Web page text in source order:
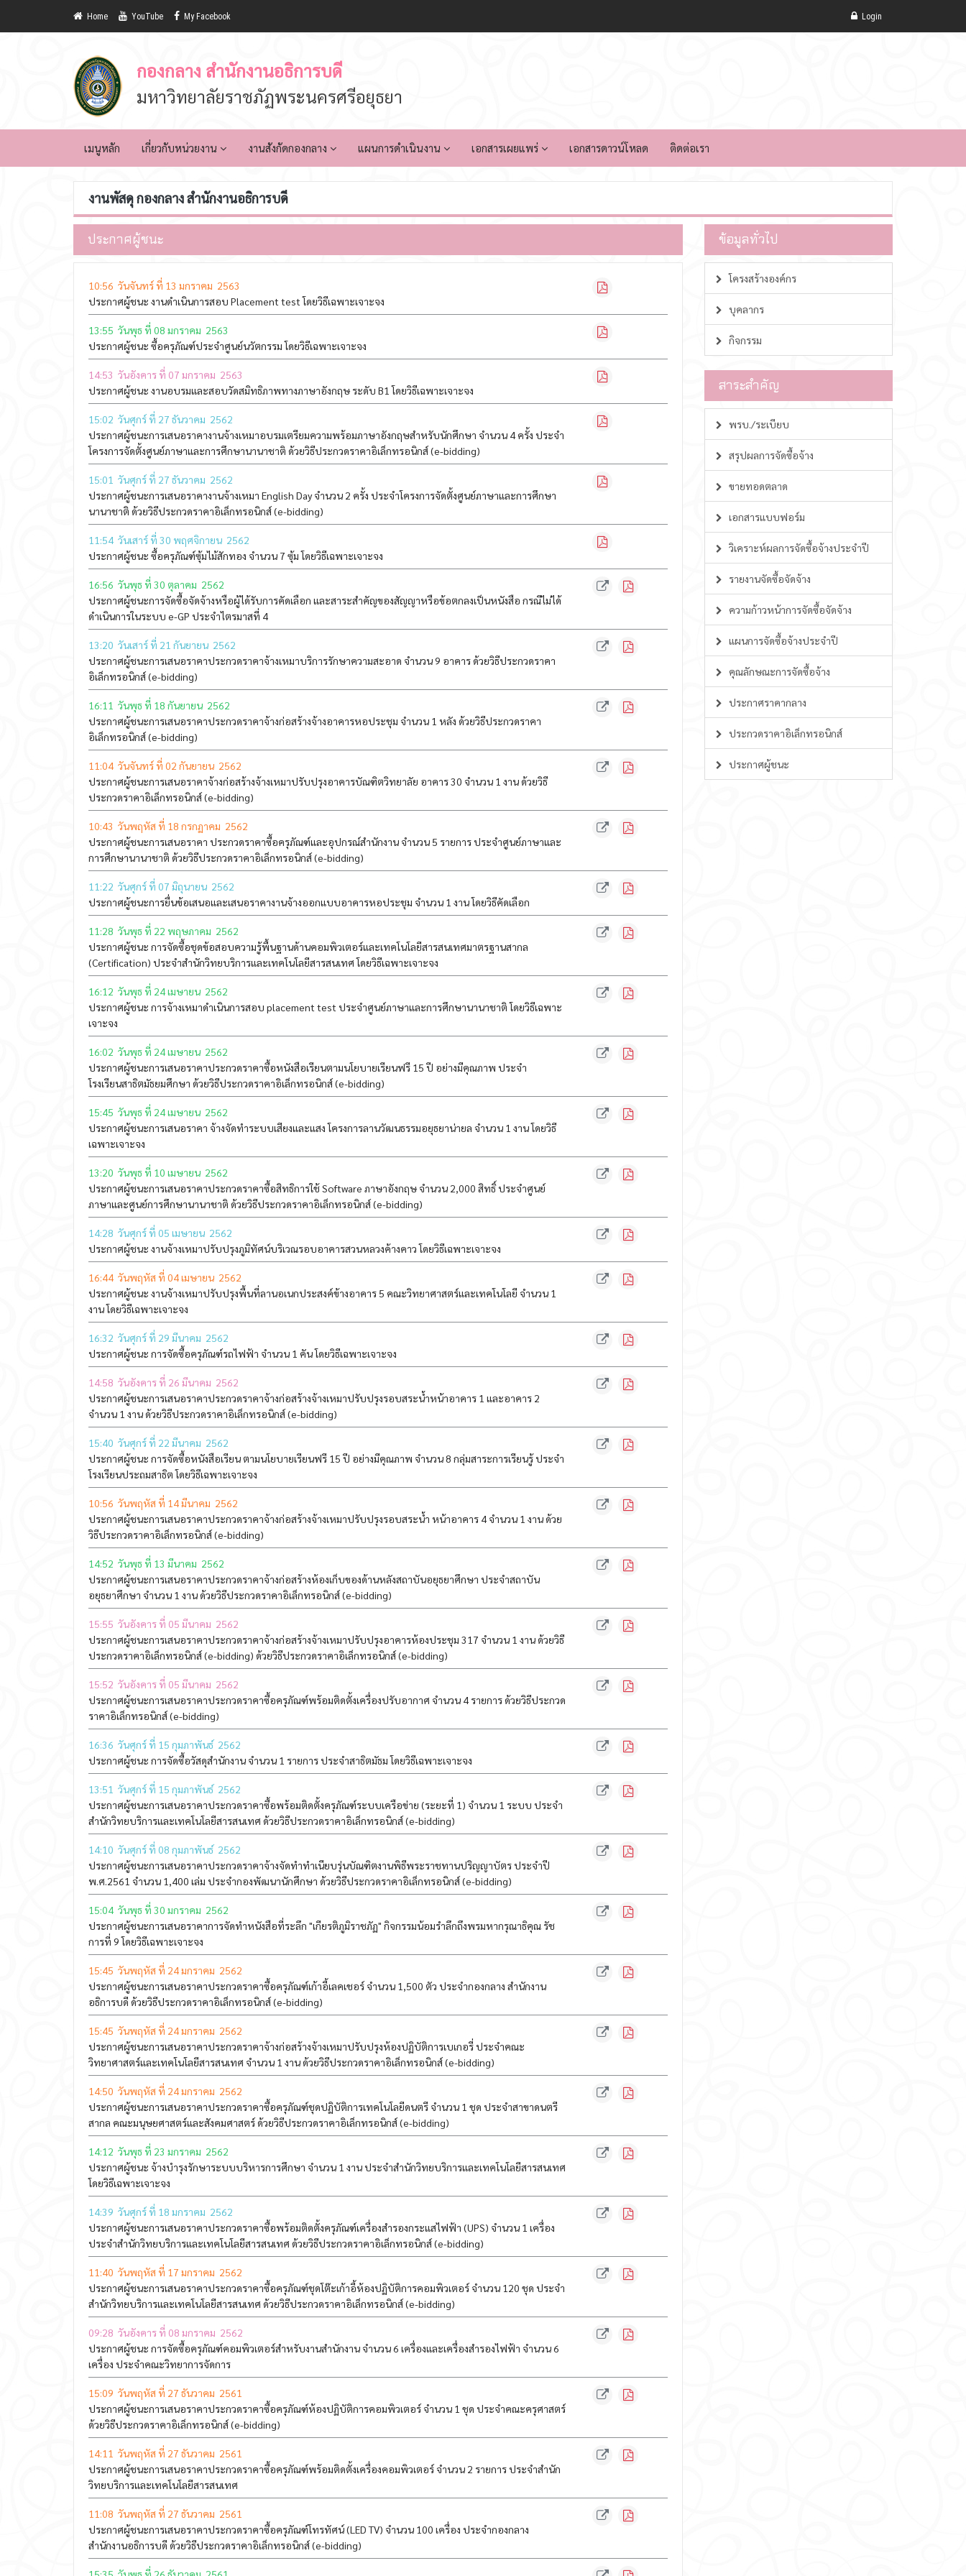
Home YouTube My Facebook Login
กองกลาง สำนักงานอธิการบดี
มหาวิทยาลัยราชภัฏพระนครศรีอยุธยา
เมนูหลัก เกี่ยวกับหน่วยงาน งานสังกัดกองกลาง แผนการดำเนินงาน เอกสารเผยแพร่ เอกสารดาวน์โหลด ติดต่อเรา
งานพัสดุ กองกลาง สำนักงานอธิการบดี
ประกาศผู้ชนะ
10:56 วันจันทร์ ที่ 13 มกราคม 2563
ประกาศผู้ชนะ งานดำเนินการสอบ Placement test โดยวิธีเฉพาะเจาะจง
13:55 วันพุธ ที่ 08 มกราคม 2563
ประกาศผู้ชนะ ซื้อครุภัณฑ์ประจำศูนย์นวัตกรรม โดยวิธีเฉพาะเจาะจง
14:53 วันอังคาร ที่ 07 มกราคม 2563
ประกาศผู้ชนะ งานอบรมและสอบวัดสมิทธิภาพทางภาษาอังกฤษ ระดับ B1 โดยวิธีเฉพาะเจาะจง
15:02 วันศุกร์ ที่ 27 ธันวาคม 2562
ประกาศผู้ชนะการเสนอราคางานจ้างเหมาอบรมเตรียมความพร้อมภาษาอังกฤษสำหรับนักศึกษา จำนวน 4 ครั้ง ประจำ
โครงการจัดตั้งศูนย์ภาษาและการศึกษานานาชาติ ด้วยวิธีประกวดราคาอิเล็กทรอนิกส์ (e-bidding)
15:01 วันศุกร์ ที่ 27 ธันวาคม 2562
ประกาศผู้ชนะการเสนอราคางานจ้างเหมา English Day จำนวน 2 ครั้ง ประจำโครงการจัดตั้งศูนย์ภาษาและการศึกษา
นานาชาติ ด้วยวิธีประกวดราคาอิเล็กทรอนิกส์ (e-bidding)
11:54 วันเสาร์ ที่ 30 พฤศจิกายน 2562
ประกาศผู้ชนะ ซื้อครุภัณฑ์ซุ้มไม้สักทอง จำนวน 7 ซุ้ม โดยวิธีเฉพาะเจาะจง
16:56 วันพุธ ที่ 30 ตุลาคม 2562
ประกาศผู้ชนะการจัดซื้อจัดจ้างหรือผู้ได้รับการคัดเลือก และสาระสำคัญของสัญญาหรือข้อตกลงเป็นหนังสือ กรณีไม่ได้
ดำเนินการในระบบ e-GP ประจำไตรมาสที่ 4
13:20 วันเสาร์ ที่ 21 กันยายน 2562
ประกาศผู้ชนะการเสนอราคาประกวดราคาจ้างเหมาบริการรักษาความสะอาด จำนวน 9 อาคาร ด้วยวิธีประกวดราคา
อิเล็กทรอนิกส์ (e-bidding)
16:11 วันพุธ ที่ 18 กันยายน 2562
ประกาศผู้ชนะการเสนอราคาประกวดราคาจ้างก่อสร้างจ้างอาคารหอประชุม จำนวน 1 หลัง ด้วยวิธีประกวดราคา
อิเล็กทรอนิกส์ (e-bidding)
11:04 วันจันทร์ ที่ 02 กันยายน 2562
ประกาศผู้ชนะการเสนอราคาจ้างก่อสร้างจ้างเหมาปรับปรุงอาคารบัณฑิตวิทยาลัย อาคาร 30 จำนวน 1 งาน ด้วยวิธี
ประกวดราคาอิเล็กทรอนิกส์ (e-bidding)
10:43 วันพฤหัส ที่ 18 กรกฏาคม 2562
ประกาศผู้ชนะการเสนอราคา ประกวดราคาซื้อครุภัณฑ์และอุปกรณ์สำนักงาน จำนวน 5 รายการ ประจำศูนย์ภาษาและ
การศึกษานานาชาติ ด้วยวิธีประกวดราคาอิเล็กทรอนิกส์ (e-bidding)
11:22 วันศุกร์ ที่ 07 มิถุนายน 2562
ประกาศผู้ชนะการยื่นข้อเสนอและเสนอราคางานจ้างออกแบบอาคารหอประชุม จำนวน 1 งาน โดยวิธีคัดเลือก
11:28 วันพุธ ที่ 22 พฤษภาคม 2562
ประกาศผู้ชนะ การจัดซื้อชุดข้อสอบความรู้พื้นฐานด้านคอมพิวเตอร์และเทคโนโลยีสารสนเทศมาตรฐานสากล
(Certification) ประจำสำนักวิทยบริการและเทคโนโลยีสารสนเทศ โดยวิธีเฉพาะเจาะจง
16:12 วันพุธ ที่ 24 เมษายน 2562
ประกาศผู้ชนะ การจ้างเหมาดำเนินการสอบ placement test ประจำศูนย์ภาษาและการศึกษานานาชาติ โดยวิธีเฉพาะ
เจาะจง
16:02 วันพุธ ที่ 24 เมษายน 2562
ประกาศผู้ชนะการเสนอราคาประกวดราคาซื้อหนังสือเรียนตามนโยบายเรียนฟรี 15 ปี อย่างมีคุณภาพ ประจำ
โรงเรียนสาธิตมัธยมศึกษา ด้วยวิธีประกวดราคาอิเล็กทรอนิกส์ (e-bidding)
15:45 วันพุธ ที่ 24 เมษายน 2562
ประกาศผู้ชนะการเสนอราคา จ้างจัดทำระบบเสียงและแสง โครงการลานวัฒนธรรมอยุธยาน่ายล จำนวน 1 งาน โดยวิธี
เฉพาะเจาะจง
13:20 วันพุธ ที่ 10 เมษายน 2562
ประกาศผู้ชนะการเสนอราคาประกวดราคาซื้อสิทธิการใช้ Software ภาษาอังกฤษ จำนวน 2,000 สิทธิ์ ประจำศูนย์
ภาษาและศูนย์การศึกษานานาชาติ ด้วยวิธีประกวดราคาอิเล็กทรอนิกส์ (e-bidding)
14:28 วันศุกร์ ที่ 05 เมษายน 2562
ประกาศผู้ชนะ งานจ้างเหมาปรับปรุงภูมิทัศน์บริเวณรอบอาคารสวนหลวงค้างคาว โดยวิธีเฉพาะเจาะจง
16:44 วันพฤหัส ที่ 04 เมษายน 2562
ประกาศผู้ชนะ งานจ้างเหมาปรับปรุงพื้นที่ลานอเนกประสงค์ข้างอาคาร 5 คณะวิทยาศาสตร์และเทคโนโลยี จำนวน 1
งาน โดยวิธีเฉพาะเจาะจง
16:32 วันศุกร์ ที่ 29 มีนาคม 2562
ประกาศผู้ชนะ การจัดซื้อครุภัณฑ์รถไฟฟ้า จำนวน 1 คัน โดยวิธีเฉพาะเจาะจง
14:58 วันอังคาร ที่ 26 มีนาคม 2562
ประกาศผู้ชนะการเสนอราคาประกวดราคาจ้างก่อสร้างจ้างเหมาปรับปรุงรอบสระน้ำหน้าอาคาร 1 และอาคาร 2
จำนวน 1 งาน ด้วยวิธีประกวดราคาอิเล็กทรอนิกส์ (e-bidding)
15:40 วันศุกร์ ที่ 22 มีนาคม 2562
ประกาศผู้ชนะ การจัดซื้อหนังสือเรียน ตามนโยบายเรียนฟรี 15 ปี อย่างมีคุณภาพ จำนวน 8 กลุ่มสาระการเรียนรู้ ประจำ
โรงเรียนประถมสาธิต โดยวิธีเฉพาะเจาะจง
10:56 วันพฤหัส ที่ 14 มีนาคม 2562
ประกาศผู้ชนะการเสนอราคาประกวดราคาจ้างก่อสร้างจ้างเหมาปรับปรุงรอบสระน้ำ หน้าอาคาร 4 จำนวน 1 งาน ด้วย
วิธีประกวดราคาอิเล็กทรอนิกส์ (e-bidding)
14:52 วันพุธ ที่ 13 มีนาคม 2562
ประกาศผู้ชนะการเสนอราคาประกวดราคาจ้างก่อสร้างห้องเก็บของด้านหลังสถาบันอยุธยาศึกษา ประจำสถาบัน
อยุธยาศึกษา จำนวน 1 งาน ด้วยวิธีประกวดราคาอิเล็กทรอนิกส์ (e-bidding)
15:55 วันอังคาร ที่ 05 มีนาคม 2562
ประกาศผู้ชนะการเสนอราคาประกวดราคาจ้างก่อสร้างจ้างเหมาปรับปรุงอาคารห้องประชุม 317 จำนวน 1 งาน ด้วยวิธี
ประกวดราคาอิเล็กทรอนิกส์ (e-bidding) ด้วยวิธีประกวดราคาอิเล็กทรอนิกส์ (e-bidding)
15:52 วันอังคาร ที่ 05 มีนาคม 2562
ประกาศผู้ชนะการเสนอราคาประกวดราคาซื้อครุภัณฑ์พร้อมติดตั้งเครื่องปรับอากาศ จำนวน 4 รายการ ด้วยวิธีประกวด
ราคาอิเล็กทรอนิกส์ (e-bidding)
16:36 วันศุกร์ ที่ 15 กุมภาพันธ์ 2562
ประกาศผู้ชนะ การจัดซื้อวัสดุสำนักงาน จำนวน 1 รายการ ประจำสาธิตมัธม โดยวิธีเฉพาะเจาะจง
13:51 วันศุกร์ ที่ 15 กุมภาพันธ์ 2562
ประกาศผู้ชนะการเสนอราคาประกวดราคาซื้อพร้อมติดตั้งครุภัณฑ์ระบบเครือข่าย (ระยะที่ 1) จำนวน 1 ระบบ ประจำ
สำนักวิทยบริการและเทคโนโลยีสารสนเทศ ด้วยวิธีประกวดราคาอิเล็กทรอนิกส์ (e-bidding)
14:10 วันศุกร์ ที่ 08 กุมภาพันธ์ 2562
ประกาศผู้ชนะการเสนอราคาประกวดราคาจ้างจัดทำทำเนียบรุ่นบัณฑิตงานพิธีพระราชทานปริญญาบัตร ประจำปี
พ.ศ.2561 จำนวน 1,400 เล่ม ประจำกองพัฒนานักศึกษา ด้วยวิธีประกวดราคาอิเล็กทรอนิกส์ (e-bidding)
15:04 วันพุธ ที่ 30 มกราคม 2562
ประกาศผู้ชนะการเสนอราคาการจัดทำหนังสือที่ระลึก "เกียรติภูมิราชภัฏ" กิจกรรมน้อมรำลึกถึงพรมหากรุณาธิคุณ รัช
การที่ 9 โดยวิธีเฉพาะเจาะจง
15:45 วันพฤหัส ที่ 24 มกราคม 2562
ประกาศผู้ชนะการเสนอราคาประกวดราคาซื้อครุภัณฑ์เก้าอี้เลคเชอร์ จำนวน 1,500 ตัว ประจำกองกลาง สำนักงาน
อธิการบดี ด้วยวิธีประกวดราคาอิเล็กทรอนิกส์ (e-bidding)
15:45 วันพฤหัส ที่ 24 มกราคม 2562
ประกาศผู้ชนะการเสนอราคาประกวดราคาจ้างก่อสร้างจ้างเหมาปรับปรุงห้องปฏิบัติการเบเกอรี่ ประจำคณะ
วิทยาศาสตร์และเทคโนโลยีสารสนเทศ จำนวน 1 งาน ด้วยวิธีประกวดราคาอิเล็กทรอนิกส์ (e-bidding)
14:50 วันพฤหัส ที่ 24 มกราคม 2562
ประกาศผู้ชนะการเสนอราคาประกวดราคาซื้อครุภัณฑ์ชุดปฏิบัติการเทคโนโลยีดนตรี จำนวน 1 ชุด ประจำสาขาดนตรี
สากล คณะมนุษยศาสตร์และสังคมศาสตร์ ด้วยวิธีประกวดราคาอิเล็กทรอนิกส์ (e-bidding)
14:12 วันพุธ ที่ 23 มกราคม 2562
ประกาศผู้ชนะ จ้างบำรุงรักษาระบบบริหารการศึกษา จำนวน 1 งาน ประจำสำนักวิทยบริการและเทคโนโลยีสารสนเทศ
โดยวิธีเฉพาะเจาะจง
14:39 วันศุกร์ ที่ 18 มกราคม 2562
ประกาศผู้ชนะการเสนอราคาประกวดราคาซื้อพร้อมติดตั้งครุภัณฑ์เครื่องสำรองกระแสไฟฟ้า (UPS) จำนวน 1 เครื่อง
ประจำสำนักวิทยบริการและเทคโนโลยีสารสนเทศ ด้วยวิธีประกวดราคาอิเล็กทรอนิกส์ (e-bidding)
11:40 วันพฤหัส ที่ 17 มกราคม 2562
ประกาศผู้ชนะการเสนอราคาประกวดราคาซื้อครุภัณฑ์ชุดโต๊ะเก้าอี้ห้องปฏิบัติการคอมพิวเตอร์ จำนวน 120 ชุด ประจำ
สำนักวิทยบริการและเทคโนโลยีสารสนเทศ ด้วยวิธีประกวดราคาอิเล็กทรอนิกส์ (e-bidding)
09:28 วันอังคาร ที่ 08 มกราคม 2562
ประกาศผู้ชนะ การจัดซื้อครุภัณฑ์คอมพิวเตอร์สำหรับงานสำนักงาน จำนวน 6 เครื่องและเครื่องสำรองไฟฟ้า จำนวน 6
เครื่อง ประจำคณะวิทยาการจัดการ
15:09 วันพฤหัส ที่ 27 ธันวาคม 2561
ประกาศผู้ชนะการเสนอราคาประกวดราคาซื้อครุภัณฑ์ห้องปฏิบัติการคอมพิวเตอร์ จำนวน 1 ชุด ประจำคณะครุศาสตร์
ด้วยวิธีประกวดราคาอิเล็กทรอนิกส์ (e-bidding)
14:11 วันพฤหัส ที่ 27 ธันวาคม 2561
ประกาศผู้ชนะการเสนอราคาประกวดราคาซื้อครุภัณฑ์พร้อมติดตั้งเครื่องคอมพิวเตอร์ จำนวน 2 รายการ ประจำสำนัก
วิทยบริการและเทคโนโลยีสารสนเทศ
11:08 วันพฤหัส ที่ 27 ธันวาคม 2561
ประกาศผู้ชนะการเสนอราคาประกวดราคาซื้อครุภัณฑ์โทรทัศน์ (LED TV) จำนวน 100 เครื่อง ประจำกองกลาง
สำนักงานอธิการบดี ด้วยวิธีประกวดราคาอิเล็กทรอนิกส์ (e-bidding)
ข้อมูลทั่วไป
โครงสร้างองค์กร
บุคลากร
กิจกรรม
สาระสำคัญ
พรบ./ระเบียบ
สรุปผลการจัดซื้อจ้าง
ขายทอดตลาด
เอกสารแบบฟอร์ม
วิเคราะห์ผลการจัดซื้อจ้างประจำปี
รายงานจัดซื้อจัดจ้าง
ความก้าวหน้าการจัดซื้อจัดจ้าง
แผนการจัดซื้อจ้างประจำปี
คุณลักษณะการจัดซื้อจ้าง
ประกาศราคากลาง
ประกวดราคาอิเล็กทรอนิกส์
ประกาศผู้ชนะ